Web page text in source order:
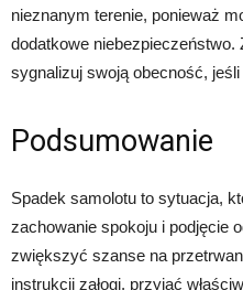
nieznanym terenie, ponieważ
dodatkowe
sygnalizuj swoją obecność,
Podsumowanie
Spadek samolotu to sytuacja,
zachowanie spokoju i podjęcie
zwiększyć szanse na
instrukcji załogi, przyjąć